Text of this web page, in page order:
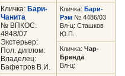
Кличка: Бари-
Чанита
№ ВПКОС:
4848/07
Экстерьер:
Пол. диплом:
Владелец:
Бафетров В.И.
Кличка: Бари-
Рэм № 4486/03
Вл-ц: Сташков
Ю.П.
Кличка: Чар-
Бренда
Вл-ц: